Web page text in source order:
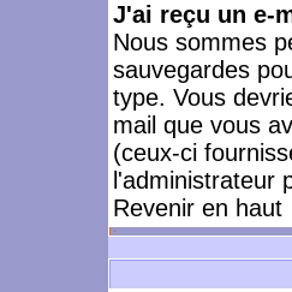
J'ai reçu un e-
Nous sommes
sauvegardes
type. Vous
mail que vous
(ceux-ci
l'administrateur
Revenir en haut